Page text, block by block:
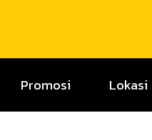
Promosi Lokasi